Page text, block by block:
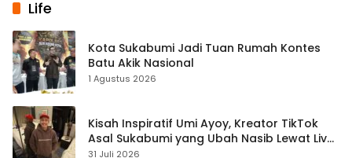
Life
Kota Sukabumi Jadi Tuan Rumah Kontes
Batu Akik Nasional
1 Agustus 2026
Kisah Inspiratif Umi Ayoy, Kreator TikTok
Asal Sukabumi yang Ubah Nasib Lewat Live
Streaming
31 Juli 2026